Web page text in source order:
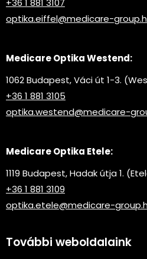
+36 1 881 3107
optika.eiffel@medicare-
Medicare Optika Westend:
1062 Budapest, Váci út 1-3.
+36 1 881 3105
optika.westend@medicare-
Medicare Optika Etele:
1119 Budapest, Hadak útja 1.
+36 1 881 3109
optika.etele@medicare-
További weboldalaink